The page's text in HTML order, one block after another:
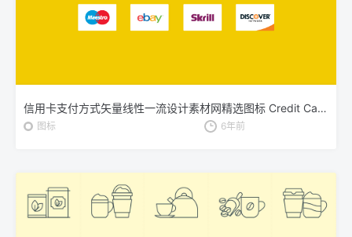
信用卡支付方式矢量线性一流设计素材网精选图标 Credit Card Payment Icons
图标 6年前